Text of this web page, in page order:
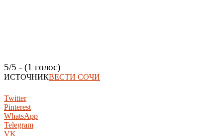
5/5 - (1 голос)
ИСТОЧНИКВЕСТИ СОЧИ
Twitter
Pinterest
WhatsApp
Telegram
VK